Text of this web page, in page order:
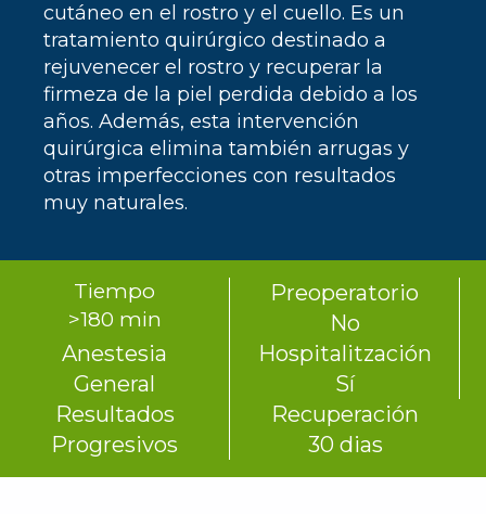
cutáneo en el rostro y el cuello. Es un
tratamiento quirúrgico destinado a
rejuvenecer el rostro y recuperar la
firmeza de la piel perdida debido a los
años. Además, esta intervención
quirúrgica elimina también arrugas y
otras imperfecciones con resultados
muy naturales.
Tiempo
>180 min
Preoperatorio
No
Anestesia
General
Hospitalitzación
Sí
Resultados
Progresivos
Recuperación
30 dias